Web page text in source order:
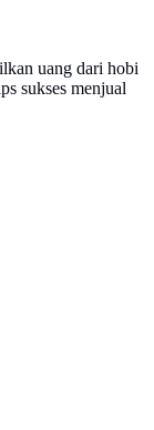
uang dari hobi
sukses menjual